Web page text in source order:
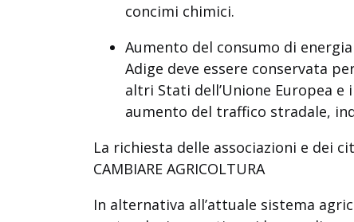
concimi chimici.
Aumento del consumo di
Adige deve essere conservata
altri Stati dell’Unione Europea
aumento del traffico stradale,
La richiesta delle associazioni e dei
CAMBIARE AGRICOLTURA
In alternativa all’attuale sistema